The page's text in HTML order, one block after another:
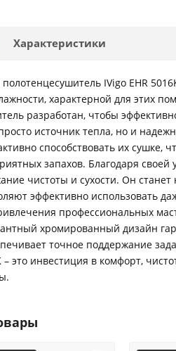
Характеристики
IVigo EHR
характерной для этих
разработан, чтобы
источник тепла, но и
способствовать их
запахов. Благодаря
чистоты и сухости. Он
эффективно использовать
профессиональных
хромированный дизайн
точное поддержание
– это инвестиция в комфорт,